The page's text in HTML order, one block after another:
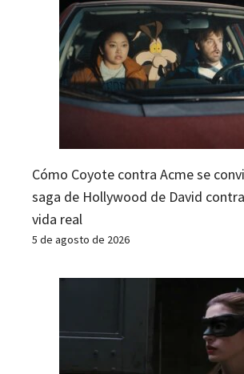
Cómo Coyote contra Acme se
saga de Hollywood de David
vida real
5 de agosto de 2026